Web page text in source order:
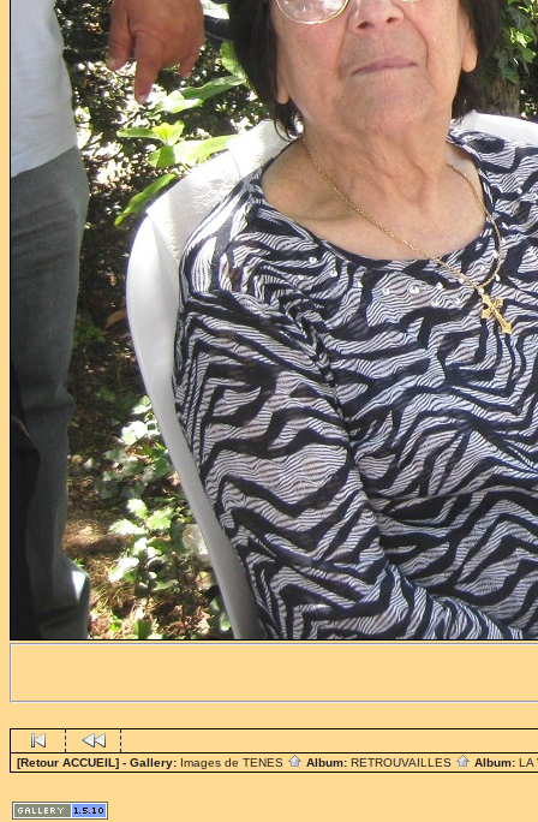
[Retour ACCUEIL] - Gallery: Images de TENES Album: RETROUVAILLES Album: LA